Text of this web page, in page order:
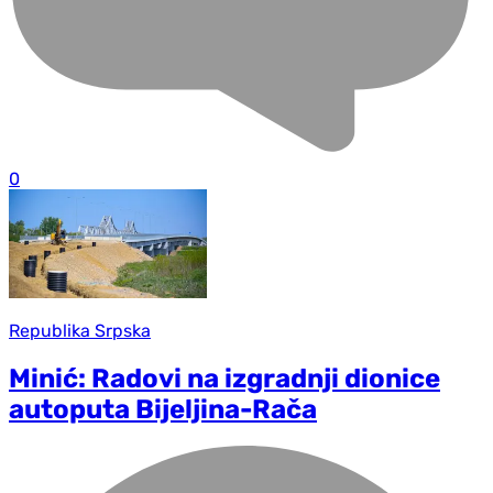
0
Republika Srpska
Minić: Radovi na izgradnji dionice
autoputa Bijeljina-Rača